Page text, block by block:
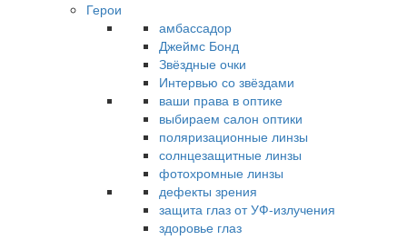
Герои
амбассадор
Джеймс Бонд
Звёздные очки
Интервью со звёздами
ваши права в оптике
выбираем салон оптики
поляризационные линзы
солнцезащитные линзы
фотохромные линзы
дефекты зрения
защита глаз от УФ-излучения
здоровье глаз